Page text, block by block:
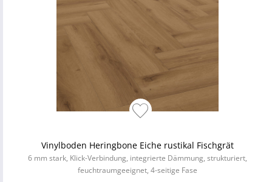
Vinylboden Heringbone Eiche rustikal Fischgrät
6 mm stark, Klick-Verbindung, integrierte Dämmung, strukturiert,
feuchtraumgeeignet, 4-seitige Fase